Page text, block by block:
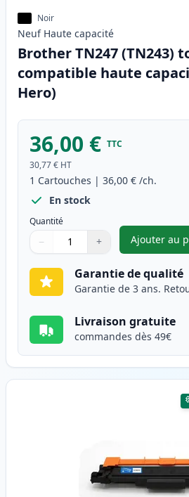
Noir
Neuf Haute capacité
Brother TN247 (TN243)
compatible haute
Hero)
36,00 € TTC
30,77 € HT
1 Cartouches | 36,00 € /ch.
En stock
Quantité
Quantité
Utilisez les boutons pour ajuster
− +
Quantité
Ajouter au
,
Garantie de qualité
Garantie de 3 ans.
Livraison gratuite
commandes dès 49€